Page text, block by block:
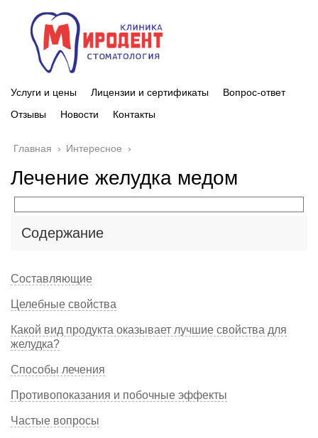
Услуги и цены Лицензии и сертификаты
Вопрос-ответ
Отзывы
Новости Контакты
Главная › Интересное ›
Лечение желудка медом
Содержание
Составляющие
Целебные свойства
Какой вид продукта оказывает лучшие свойства для
желудка?
Способы лечения
Противопоказания и побочные эффекты
Частые вопросы